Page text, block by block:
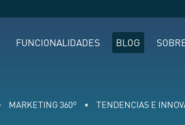
FUNCIONALIDADES BLOG
MARKETING 360º TENDENCIAS E